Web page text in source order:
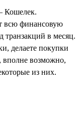
Кошелек.
всю финансовую
транзакций в месяц.
делаете покупки
вполне возможно,
из них.